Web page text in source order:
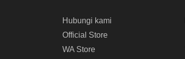
Hubungi kami
Official Store
WA Store